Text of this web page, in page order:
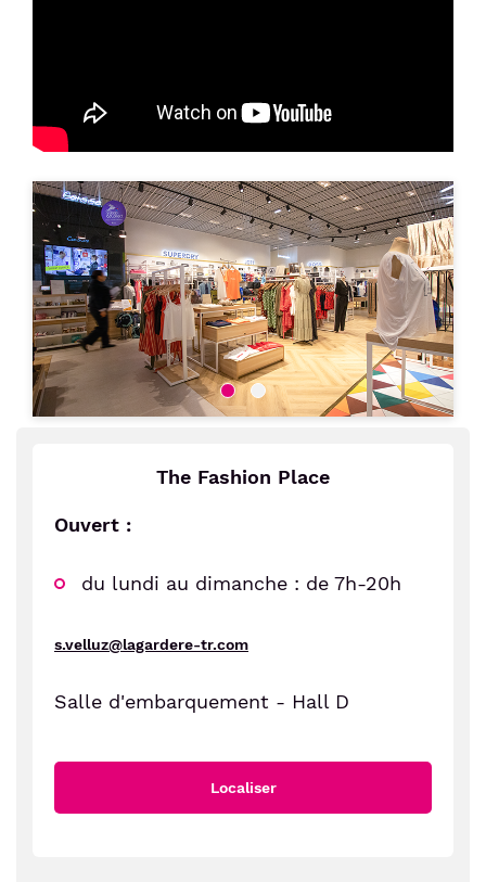
The Fashion Place
Ouvert :
du lundi au dimanche : de 7h-20h
s.velluz@lagardere-tr.com
Salle d'embarquement - Hall D
Localiser